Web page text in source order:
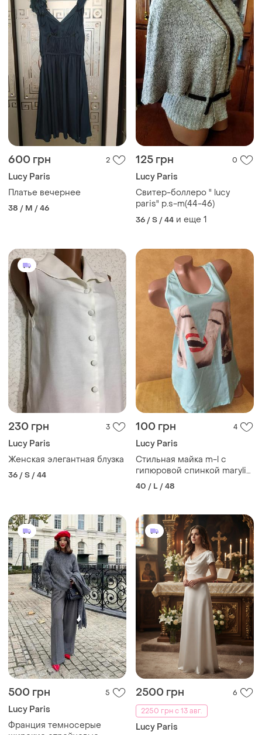
600 грн 2
Lucy Paris
Платье вечернее
38 / M / 46
125 грн 0
Lucy Paris
Свитер-боллеро " lucy
paris" р.s-m(44-46)
36 / S / 44 и еще 1
230 грн 3
Lucy Paris
Женская элегантная блузка
36 / S / 44
100 грн 4
Lucy Paris
Стильная майка m-l с
гипюровой спинкой marylin
monroe
40 / L / 48
500 грн 5
Lucy Paris
Франция темносерые
2500 грн
6
2250 грн с 13 авг.
Lucy Paris